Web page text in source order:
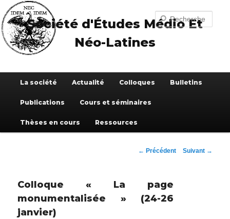
Aller
au
contenu
principal Société d'Études Médio Et
Néo-Latines
Recherche
principalLa société Actualité Colloques Bulletins
Publications Cours et séminaires
Thèses en cours Ressources
Navigation
← Précédent Suivant →
Colloque « La page
monumentalisée » (24-26
janvier)